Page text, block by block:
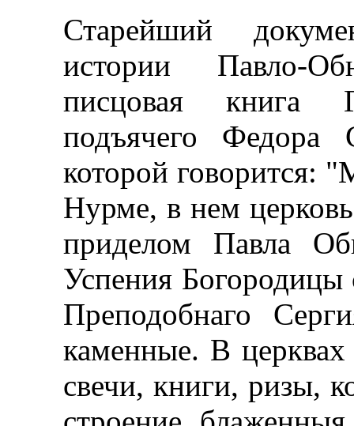
Старейший
истории Павло-
писцовая книга
подъячего Федора
которой говорится:
Нурме, в нем
приделом Павла
Успения Богородицы
Преподобнаго
каменные. В
свечи, книги, ризы,